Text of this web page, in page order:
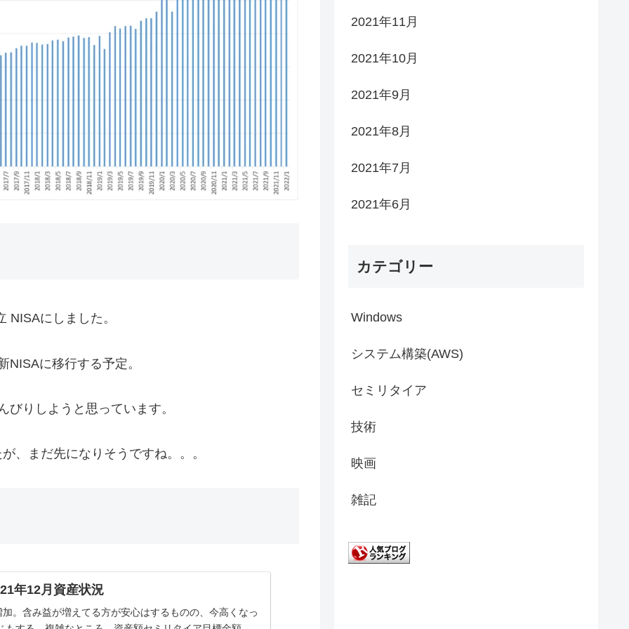
NISAにしました。
に移行する予定。
りしようと思っています。
、まだ先になりそうですね。。。
年12月資産状況
。含み益が増えてる方が安心はするものの、今高くなっ
2021年11月
2021年10月
2021年9月
2021年8月
2021年7月
2021年6月
カテゴリー
Windows
システム構築(AWS)
セミリタイア
技術
映画
雑記